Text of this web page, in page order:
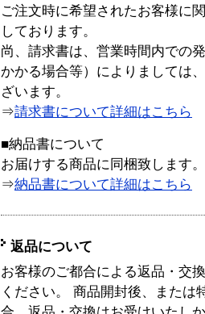
ご注文時に希望されたお客様に
しております。
尚、請求書は、営業時間内での
かかる場合等）によりましては
ざいます。
⇒請求書について詳細はこちら
■納品書について
お届けする商品に同梱致します。
⇒納品書について詳細はこちら
返品について
お客様のご都合による返品・交
ください。 商品開封後、または